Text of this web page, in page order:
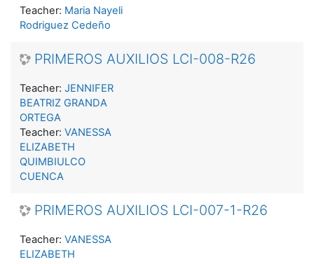
Teacher: Maria Nayeli
Rodriguez Cedeño
PRIMEROS AUXILIOS LCI-008-R26
Teacher: JENNIFER
BEATRIZ GRANDA
ORTEGA
Teacher: VANESSA
ELIZABETH
QUIMBIULCO
CUENCA
PRIMEROS AUXILIOS LCI-007-1-R26
Teacher: VANESSA
ELIZABETH